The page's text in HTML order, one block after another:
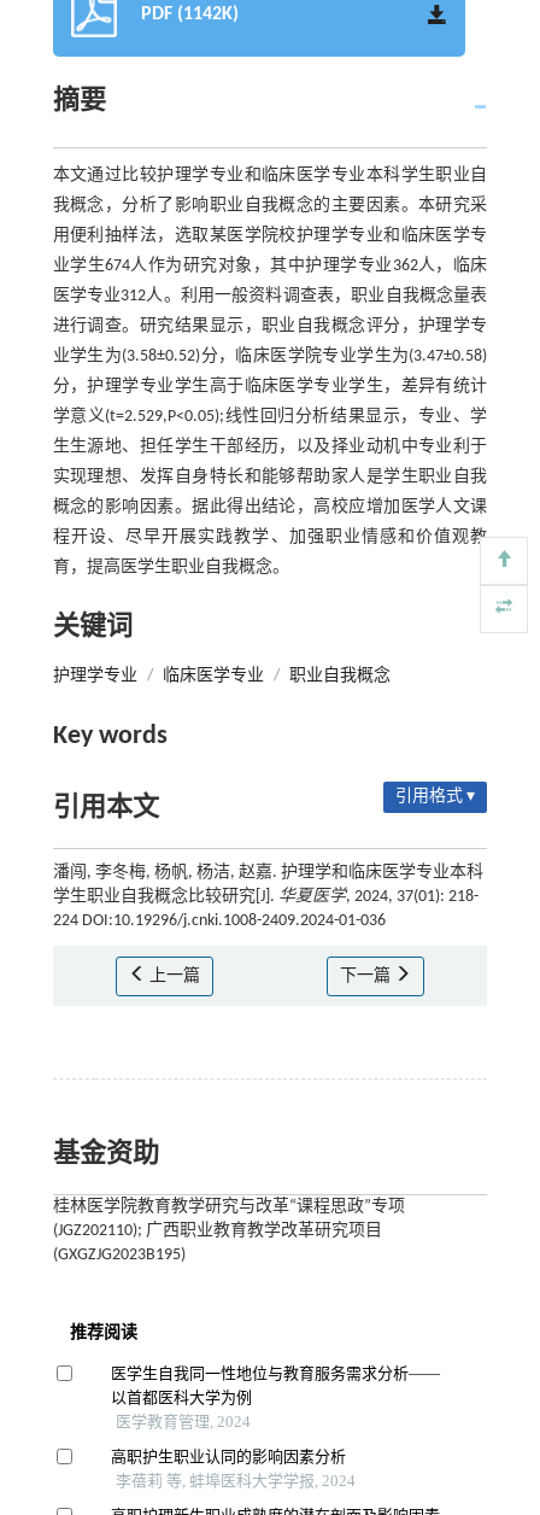
PDF (1142K)
摘要
本文通过比较护理学专业和临床医学专业本科学生职业自
我概念，分析了影响职业自我概念的主要因素。本研究采
用便利抽样法，选取某医学院校护理学专业和临床医学专
业学生674人作为研究对象，其中护理学专业362人，临床
医学专业312人。利用一般资料调查表，职业自我概念量表
进行调查。研究结果显示，职业自我概念评分，护理学专
业学生为(3.58±0.52)分，临床医学院专业学生为(3.47±0.58)
分，护理学专业学生高于临床医学专业学生，差异有统计
学意义(t=2.529,P<0.05);线性回归分析结果显示，专业、学
生生源地、担任学生干部经历，以及择业动机中专业利于
实现理想、发挥自身特长和能够帮助家人是学生职业自我
概念的影响因素。据此得出结论，高校应增加医学人文课
程开设、尽早开展实践教学、加强职业情感和价值观教
育，提高医学生职业自我概念。
关键词
护理学专业 / 临床医学专业 / 职业自我概念
Key words
引用本文 引用格式 ▾
潘闯, 李冬梅, 杨帆, 杨洁, 赵嘉. 护理学和临床医学专业本科
学生职业自我概念比较研究[J]. 华夏医学, 2024, 37(01): 218-
224 DOI:10.19296/j.cnki.1008-2409.2024-01-036
上一篇 下一篇
基金资助
桂林医学院教育教学研究与改革“课程思政”专项
(JGZ202110); 广西职业教育教学改革研究项目
(GXGZJG2023B195)